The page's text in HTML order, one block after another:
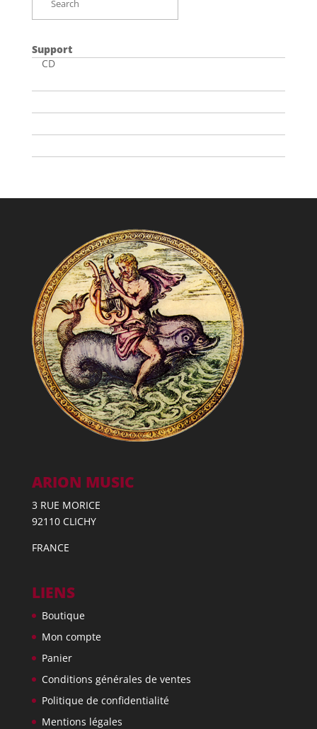
Support
CD
ARION MUSIC
3 RUE MORICE
92110 CLICHY
FRANCE
LIENS
Boutique
Mon compte
Panier
Conditions générales de ventes
Politique de confidentialité
Mentions légales